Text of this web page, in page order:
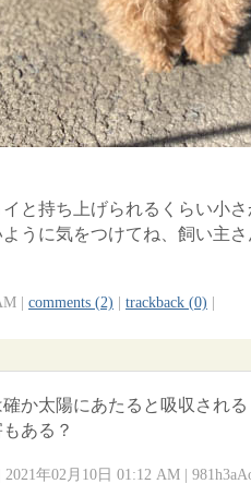
と持ち上げられるくらい小
うに気をつけてね、飼い主
| comments (2) trackback (0)
確か太陽にあたると吸収され
ある？
2021年02月10日 01:12 AM |